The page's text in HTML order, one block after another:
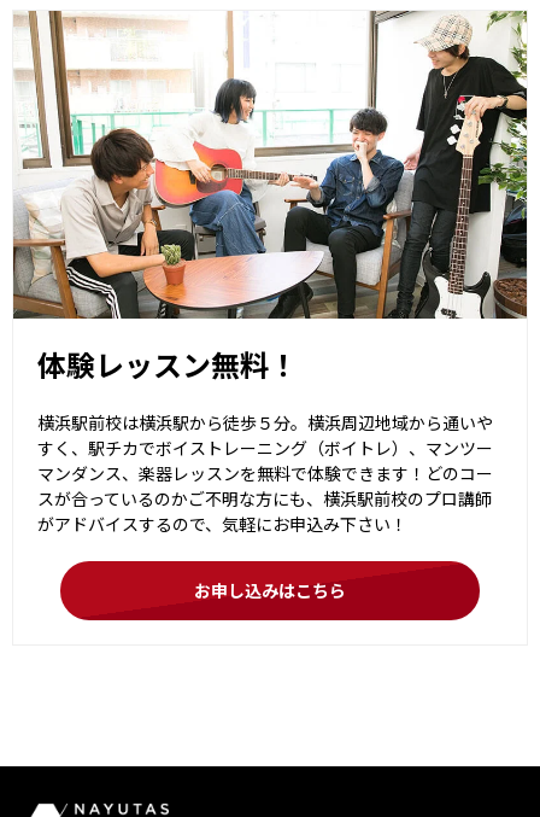
体験レッスン無料！
横浜駅前校は横浜駅から徒歩５分。横浜周辺地域から通いや
すく、駅チカでボイストレーニング（ボイトレ）、マンツー
マンダンス、楽器レッスンを無料で体験できます！どのコー
スが合っているのかご不明な方にも、横浜駅前校のプロ講師
がアドバイスするので、気軽にお申込み下さい！
お申し込みはこちら